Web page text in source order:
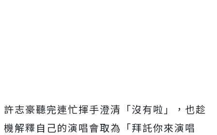
許志豪聽完連忙揮手澄清「沒有啦」， 也趁
機解釋自己的演唱會取為「拜託你來演唱